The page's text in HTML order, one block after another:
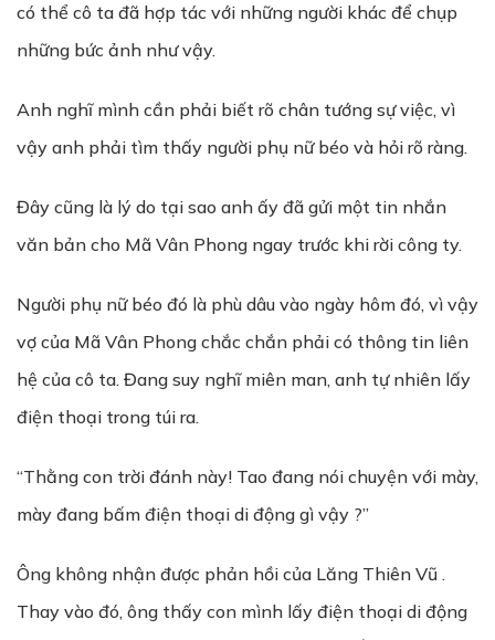
có thể cô ta đã hợp tác với những người khác để chụp
những bức ảnh như vậy.
Anh nghĩ mình cần phải biết rõ chân tướng sự việc, vì
vậy anh phải tìm thấy người phụ nữ béo và hỏi rõ ràng.
Đây cũng là lý do tại sao anh ấy đã gửi một tin nhắn
văn bản cho Mã Vân Phong ngay trước khi rời công ty.
Người phụ nữ béo đó là phù dâu vào ngày hôm đó, vì vậy
vợ của Mã Vân Phong chắc chắn phải có thông tin liên
hệ của cô ta. Đang suy nghĩ miên man, anh tự nhiên lấy
điện thoại trong túi ra.
“Thằng con trời đánh này! Tao đang nói chuyện với mày,
mày đang bấm điện thoại di động gì vậy ?”
Ông không nhận được phản hồi của Lăng Thiên Vũ .
Thay vào đó, ông thấy con mình lấy điện thoại di động